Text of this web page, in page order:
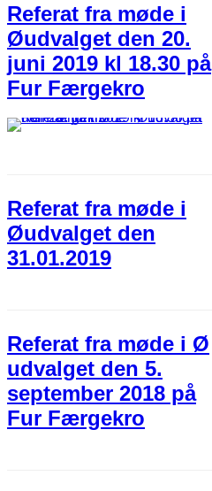
Referat fra møde i
Øudvalget den 20.
juni 2019 kl 18.30 på
Fur Færgekro
Referat fra møde i
Øudvalget den
31.01.2019
Referat fra møde i Ø
udvalget den 5.
september 2018 på
Fur Færgekro